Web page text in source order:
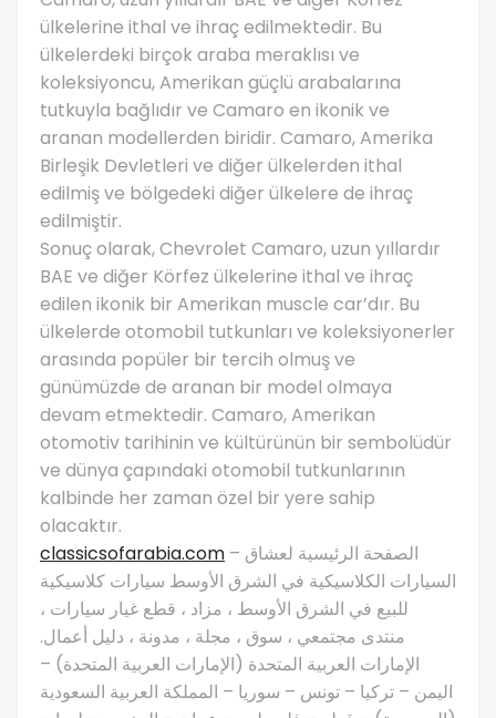
ülkelerine ithal ve ihraç edilmektedir. Bu
ülkelerdeki birçok araba meraklısı ve
koleksiyoncu, Amerikan güçlü arabalarına
tutkuyla bağlıdır ve Camaro en ikonik ve
aranan modellerden biridir. Camaro, Amerika
Birleşik Devletleri ve diğer ülkelerden ithal
edilmiş ve bölgedeki diğer ülkelere de ihraç
edilmiştir.
Sonuç olarak, Chevrolet Camaro, uzun yıllardır
BAE ve diğer Körfez ülkelerine ithal ve ihraç
edilen ikonik bir Amerikan muscle car’dır. Bu
ülkelerde otomobil tutkunları ve koleksiyonerler
arasında popüler bir tercih olmuş ve
günümüzde de aranan bir model olmaya
devam etmektedir. Camaro, Amerikan
otomotiv tarihinin ve kültürünün bir sembolüdür
ve dünya çapındaki otomobil tutkunlarının
kalbinde her zaman özel bir yere sahip
olacaktır.
classicsofarabia.com – الصفحة الرئيسية لعشاق
السيارات الكلاسيكية في الشرق الأوسط سيارات كلاسيكية
للبيع في الشرق الأوسط ، مزاد ، قطع غيار سيارات ،
منتدى مجتمعي ، سوق ، مجلة ، مدونة ، دليل أعمال.
الإمارات العربية المتحدة (الإمارات العربية المتحدة) –
اليمن – تركيا – تونس – سوريا – المملكة العربية السعودية